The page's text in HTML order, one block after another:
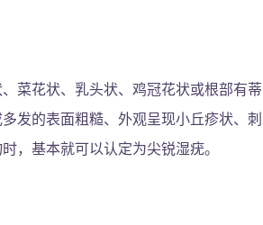
菜花状、乳头状、鸡冠花状或根部有蒂
发的表面粗糙、外观呈现小丘疹状、刺
，基本就可以认定为尖锐湿疣。